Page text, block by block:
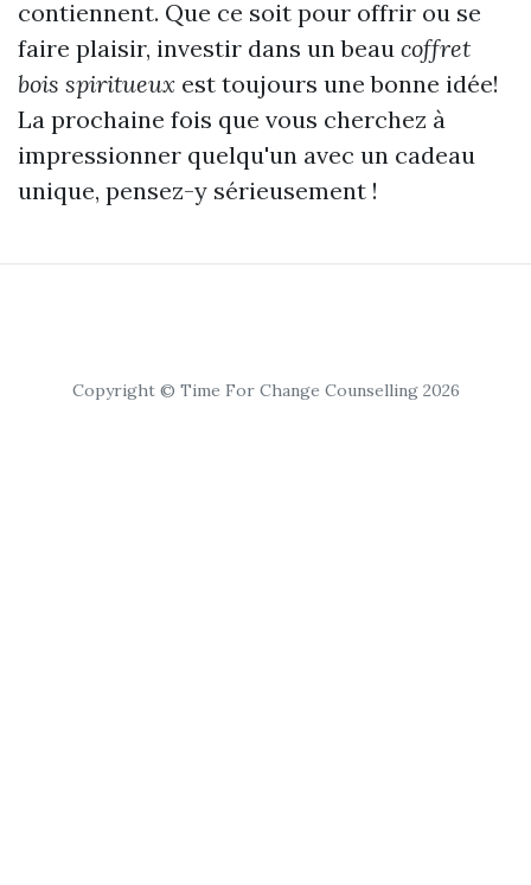
contiennent. Que ce soit pour offrir ou se
faire plaisir, investir dans un beau coffret
bois spiritueux est toujours une bonne idée!
La prochaine fois que vous cherchez à
impressionner quelqu'un avec un cadeau
unique, pensez-y sérieusement !
Copyright © Time For Change Counselling 2026